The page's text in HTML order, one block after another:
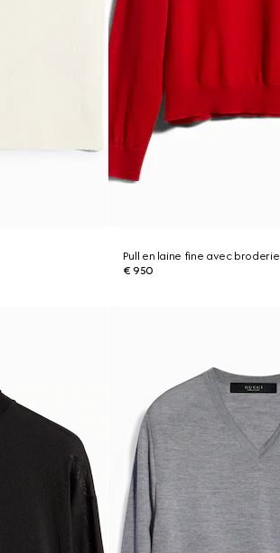
Pull en laine fine avec broderie
€ 950